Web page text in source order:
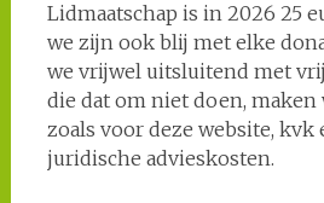
Lidmaatschap is in 2026 25
we zijn ook blij met elke
we vrijwel uitsluitend met
die dat om niet doen, maken
zoals voor deze website,
juridische advieskosten.